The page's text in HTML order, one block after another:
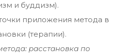
и буддизм).
приложения метода в
(терапии).
расстановка по